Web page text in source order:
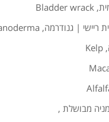
,
Bladder wrack
ריישי | גנודרמה,
,
Kelp
מבושלת ,